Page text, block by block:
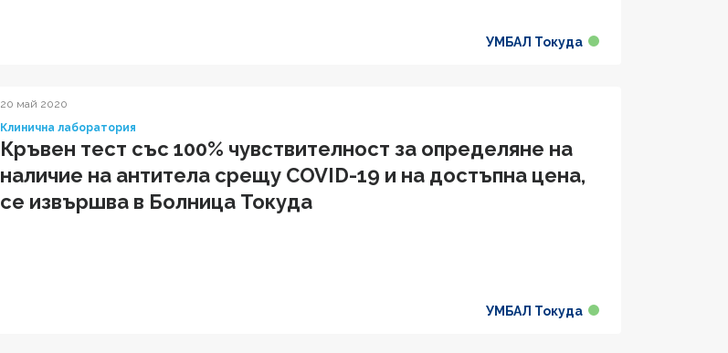
УМБАЛ Токуда
20 май 2020
Клинична лаборатория
Кръвен тест със 100% чувствителност за определяне на
наличие на антитела срещу COVID-19 и на достъпна цена,
се извършва в Болница Токуда
УМБАЛ Токуда